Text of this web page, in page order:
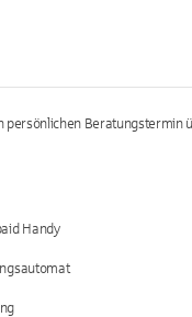
persönlichen Beratungstermin
Handy